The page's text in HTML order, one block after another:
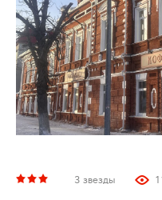
3 звезды